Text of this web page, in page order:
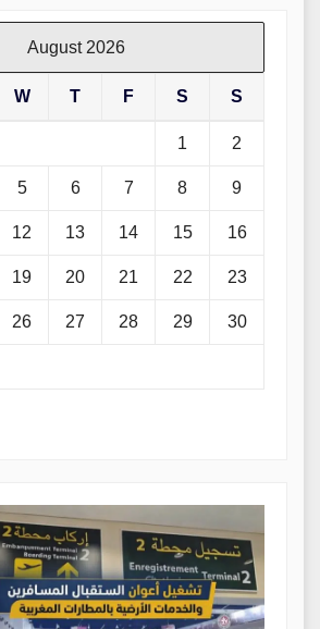
August 2026
W T F S S
1 2
5 6 7 8 9
12 13 14 15 16
19 20 21 22 23
26 27 28 29 30